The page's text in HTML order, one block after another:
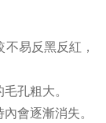
易反黑反紅，
孔粗大。
會逐漸消失。